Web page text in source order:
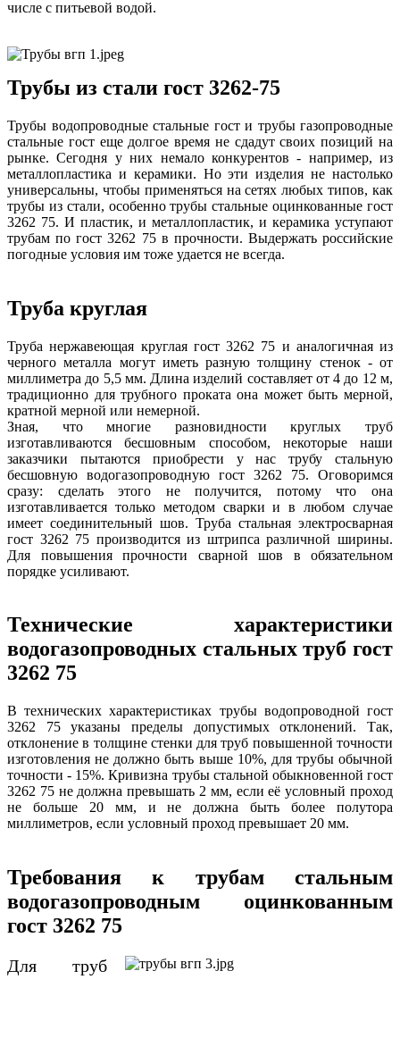
числе с питьевой водой.
Трубы из стали гост 3262-75
Трубы водопроводные стальные гост и трубы газопроводные
стальные гост еще долгое время не сдадут своих позиций на
рынке. Сегодня у них немало конкурентов - например, из
металлопластика и керамики. Но эти изделия не настолько
универсальны, чтобы применяться на сетях любых типов, как
трубы из стали, особенно трубы стальные оцинкованные гост
3262 75. И пластик, и металлопластик, и керамика уступают
трубам по гост 3262 75 в прочности. Выдержать российские
погодные условия им тоже удается не всегда.
Труба круглая
Труба нержавеющая круглая гост 3262 75 и аналогичная из
черного металла могут иметь разную толщину стенок - от
миллиметра до 5,5 мм. Длина изделий составляет от 4 до 12 м,
традиционно для трубного проката она может быть мерной,
кратной мерной или немерной.
Зная, что многие разновидности круглых труб
изготавливаются бесшовным способом, некоторые наши
заказчики пытаются приобрести у нас трубу стальную
бесшовную водогазопроводную гост 3262 75. Оговоримся
сразу: сделать этого не получится, потому что она
изготавливается только методом сварки и в любом случае
имеет соединительный шов. Труба стальная электросварная
гост 3262 75 производится из штрипса различной ширины.
Для повышения прочности сварной шов в обязательном
порядке усиливают.
Технические характеристики
водогазопроводных стальных труб гост
3262 75
В технических характеристиках трубы водопроводной гост
3262 75 указаны пределы допустимых отклонений. Так,
отклонение в толщине стенки для труб повышенной точности
изготовления не должно быть выше 10%, для трубы обычной
точности - 15%. Кривизна трубы стальной обыкновенной гост
3262 75 не должна превышать 2 мм, если её условный проход
не больше 20 мм, и не должна быть более полутора
миллиметров, если условный проход превышает 20 мм.
Требования к трубам стальным
водогазопроводным оцинкованным
гост 3262 75
Для труб